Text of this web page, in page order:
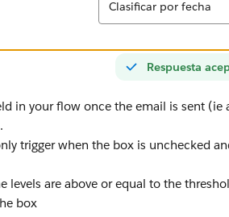
Clasificar por fecha
Respuesta
in your flow once the email is sent (ie
trigger when the box is unchecked
are above or equal to the
box